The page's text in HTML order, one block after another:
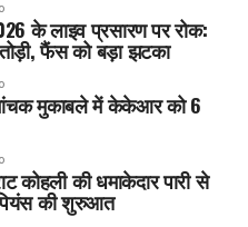
के लाइव प्रसारण पर रोक:
फैंस को बड़ा झटका
मुकाबले में केकेआर को 6
कोहली की धमाकेदार पारी से
की शुरुआत